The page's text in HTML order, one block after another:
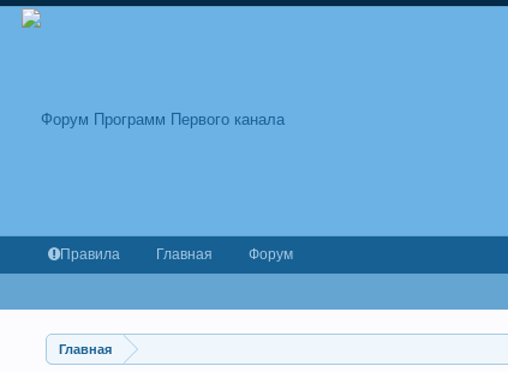
Главная
Правила Главная Форум